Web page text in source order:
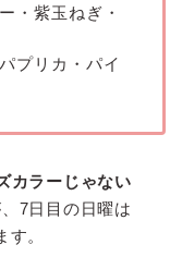
・紫玉ねぎ・
プリカ・パイ
カラーじゃない
7日目の日曜は
。